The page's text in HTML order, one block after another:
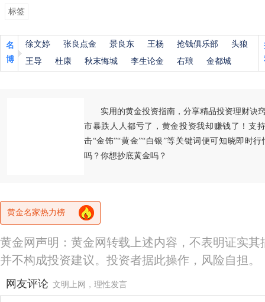
标签
名
博
徐文婷 张良点金 景良东 王杨 抢钱俱乐部
头狼
王导
杜康 秋末悔城 李生论金 右琅 金都城
实用的黄金投资指南，分享精品投资理财诀
市暴跌人人都亏了，黄金投资我却赚钱了！支
击“金饰”“黄金”“白银”等关键词便可知晓即时
吗？你想抄底黄金吗？
黄金名家热力榜
黄金网声明：黄金网转载上述内容，不表明证实
并不构成投资建议。投资者据此操作，风险自担。
网友评论 文明上网，理性发言